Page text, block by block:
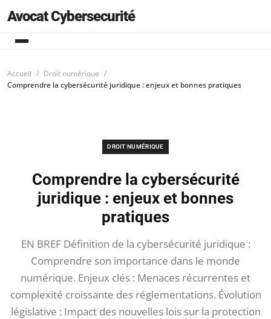
Avocat Cybersecurité
Accueil
Droit numérique
Comprendre la cybersécurité juridique : enjeux et bonnes pratiques
DROIT NUMÉRIQUE
Comprendre la cybersécurité
juridique : enjeux et bonnes
pratiques
EN BREF Définition de la cybersécurité juridique :
Comprendre son importance dans le monde
numérique. Enjeux clés : Menaces récurrentes et
complexité croissante des réglementations. Évolution
législative : Impact des nouvelles lois sur la protection